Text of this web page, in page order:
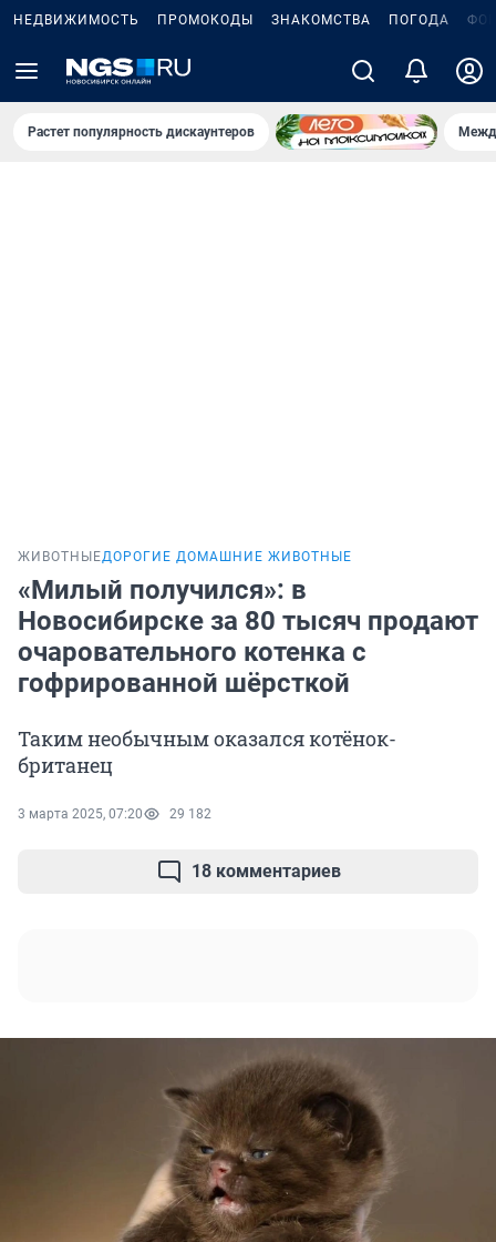
НЕДВИЖИМОСТЬ ПРОМОКОДЫ ЗНАКОМСТВА ПОГОДА
Растет популярность дискаунтеров
ЖИВОТНЫЕДОРОГИЕ ДОМАШНИЕ ЖИВОТНЫЕ
«Милый получился»: в
Новосибирске за 80 тысяч продают
очаровательного котенка с
гофрированной шёрсткой
Таким необычным оказался котёнок-
британец
3 марта 2025, 07:20 29 182
18 комментариев